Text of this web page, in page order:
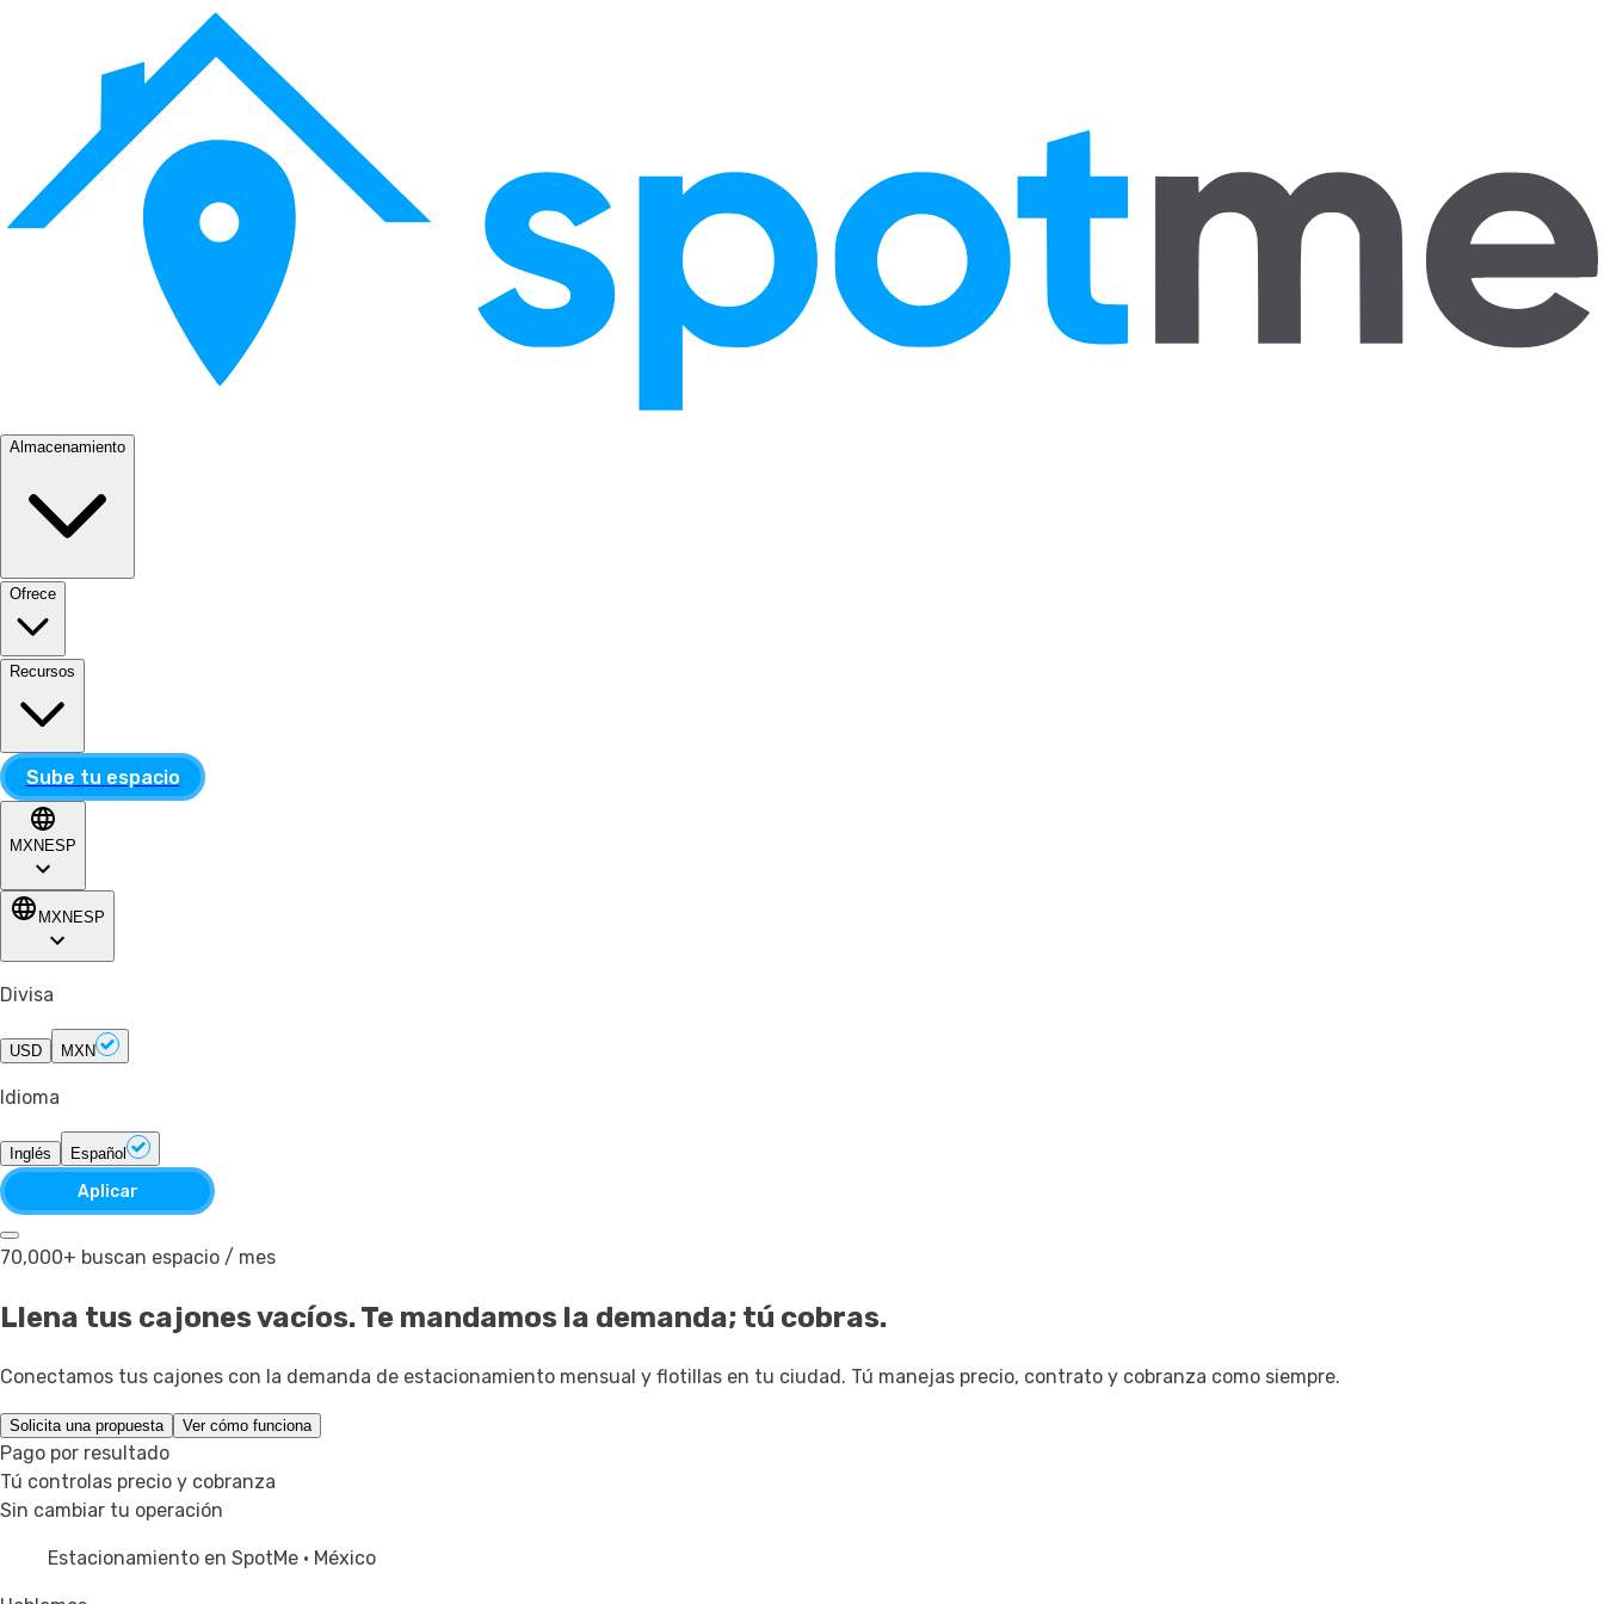
Almacenamiento
Ofrece
Recursos
Sube tu espacio
MXN ESP
MXN ESP
Divisa
USD MXN
Idioma
Inglés Español
Aplicar
70,000+ buscan espacio / mes
Llena tus cajones vacíos.Te mandamos la demanda; tú cobras.
Conectamos tus cajones con la demanda de estacionamiento mensual y flotillas en tu ciudad. Tú manejas precio, contrato y cobranza como siempre.
Solicita una propuesta Ver cómo funciona
Pago por resultado
Tú controlas precio y cobranza
Sin cambiar tu operación
Estacionamiento en SpotMe · México